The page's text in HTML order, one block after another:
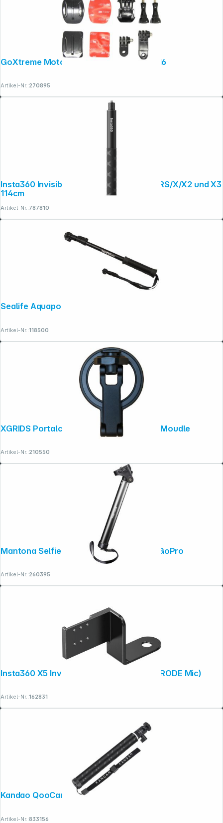
GoXtreme Motorbike-Helmet-Mount 2016
Artikel-Nr.:270895
Insta360 Invisible Selfie Stick für ONE R/RS/X/X2 und X3
114cm
Artikel-Nr.:787810
Sealife Aquapod Mini (SL912)
Artikel-Nr.:118500
XGRIDS Portalcam Mobile Phone Mount Moudle
Artikel-Nr.:210550
Mantona Selfie Handstativ schwarz für GoPro
Artikel-Nr.:260395
Insta360 X5 Invisible Mic Cold Shoe (for RODE Mic)
Artikel-Nr.:162831
Kandao QooCam EGO Selfie Stick
Artikel-Nr.:833156